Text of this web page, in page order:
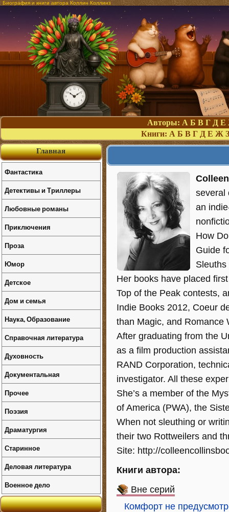
Биография и книги автора Коллин Коллинз
Авторы: А Б В Г Д Е
Книги: А Б В Г Д Е Ж З
several
an
How
Guide
Her books have placed
Top of the Peak contests,
Indie Books 2012, Coeur
than Magic, and Romance
After graduating from the
as a film production
RAND Corporation,
investigator. All these
She’s a member of the
of America (PWA), the
When not sleuthing or
their two Rottweilers and
Site: http://
Книги автора:
Вне серий
Комфорт не
Главная
Фантастика
Детективы и Триллеры
Любовные романы
Приключения
Проза
Юмор
Детское
Дом и семья
Наука, Образование
Справочная литература
Духовность
Документальная
Прочее
Поэзия
Драматургия
Старинное
Деловая литература
Военное дело